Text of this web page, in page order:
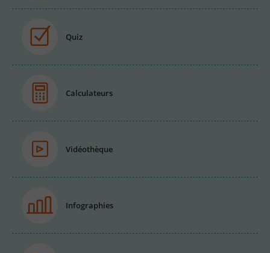
Quiz
Calculateurs
Vidéothèque
Infographies